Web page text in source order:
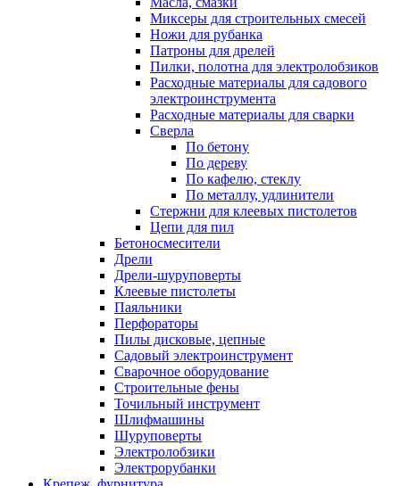
Миксеры для строительных смесей
Ножи для рубанка
Патроны для дрелей
Пилки, полотна для электролобзиков
Расходные материалы для садового
электроинструмента
Расходные материалы для сварки
Сверла
По бетону
По дереву
По кафелю, стеклу
По металлу, удлинители
Стержни для клеевых пистолетов
Цепи для пил
Бетоносмесители
Дрели
Дрели-шуруповерты
Клеевые пистолеты
Паяльники
Перфораторы
Пилы дисковые, цепные
Садовый электроинструмент
Сварочное оборудование
Строительные фены
Точильный инструмент
Шлифмашины
Шуруповерты
Электролобзики
Электрорубанки